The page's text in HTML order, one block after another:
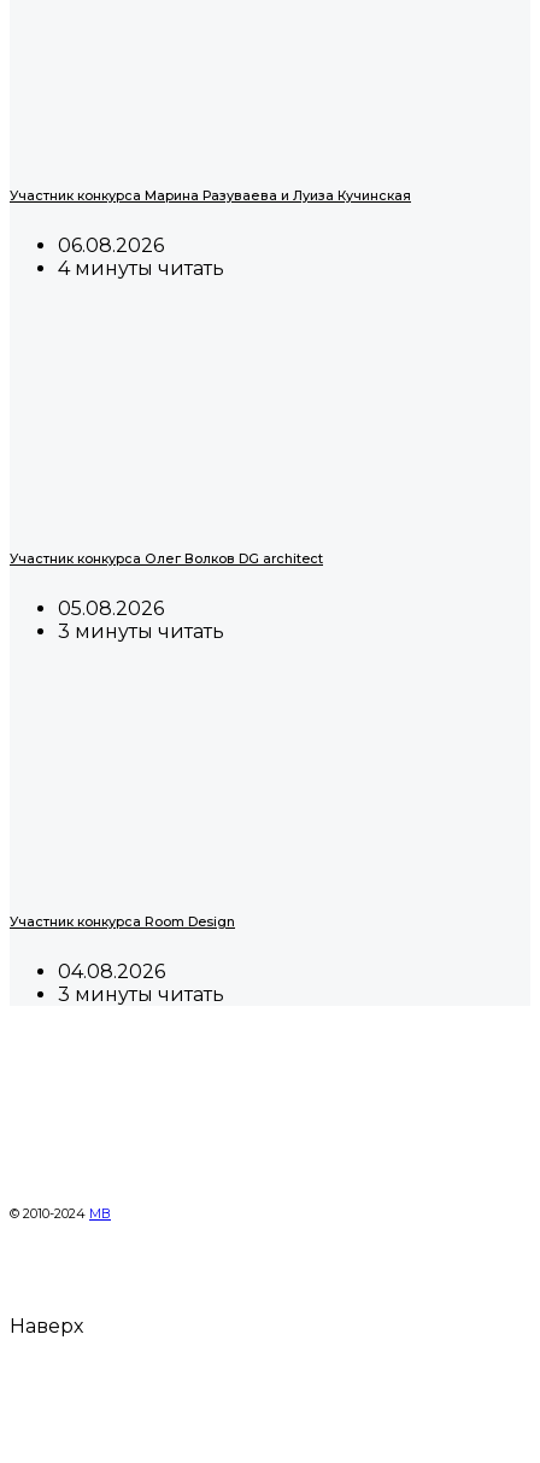
Участник конкурса Марина Разуваева и Луиза Кучинская
06.08.2026
4 минуты читать
Участник конкурса Олег Волков DG architect
05.08.2026
3 минуты читать
Участник конкурса Room Design
04.08.2026
3 минуты читать
© 2010-2024 МВ
Наверх